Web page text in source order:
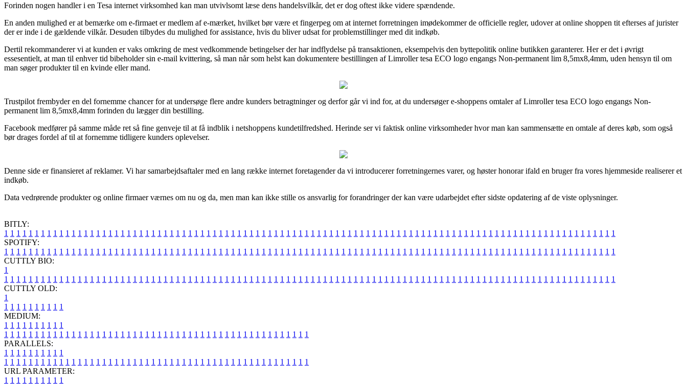
Forinden nogen handler i en Tesa internet virksomhed kan man utvivlsomt læse dens handelsvilkår, det er dog oftest ikke videre spændende.
En anden mulighed er at bemærke om e-firmaet er medlem af e-mærket, hvilket bør være et fingerpeg om at internet forretningen imødekommer de officielle regler, udover at online shoppen tit efterses af jurister
der er inde i de gældende vilkår. Desuden tilbydes du mulighed for assistance, hvis du bliver udsat for problemstillinger med dit indkøb.
Dertil rekommanderer vi at kunden er vaks omkring de mest vedkommende betingelser der har indflydelse på transaktionen, eksempelvis den byttepolitik online butikken garanterer. Her er det i øvrigt
essesentielt, at man til enhver tid bibeholder sin e-mail kvittering, så man når som helst kan dokumentere bestillingen af Limroller tesa ECO logo engangs Non-permanent lim 8,5mx8,4mm, uden hensyn til om
man søger produkter til en kvinde eller mand.
Trustpilot frembyder en del fornemme chancer for at undersøge flere andre kunders betragtninger og derfor går vi ind for, at du undersøger e-shoppens omtaler af Limroller tesa ECO logo engangs Non-
permanent lim 8,5mx8,4mm forinden du lægger din bestilling.
Facebook medfører på samme måde ret så fine genveje til at få indblik i netshoppens kundetilfredshed. Herinde ser vi faktisk online virksomheder hvor man kan sammensætte en omtale af deres køb, som også
bør drages fordel af til at fornemme tidligere kunders oplevelser.
Denne side er finansieret af reklamer. Vi har samarbejdsaftaler med en lang række internet foretagender da vi introducerer forretningernes varer, og høster honorar ifald en bruger fra vores hjemmeside realiserer et
indkøb.
Data vedrørende produkter og online firmaer værnes om nu og da, men man kan ikke stille os ansvarlig for forandringer der kan være udarbejdet efter sidste opdatering af de viste oplysninger.
BITLY:
1 1 1 1 1 1 1 1 1 1 1 1 1 1 1 1 1 1 1 1 1 1 1 1 1 1 1 1 1 1 1 1 1 1 1 1 1 1 1 1 1 1 1 1 1 1 1 1 1 1 1 1 1 1 1 1 1 1 1 1 1 1 1 1 1 1 1 1 1 1 1 1 1 1 1 1 1 1 1 1 1 1 1 1 1 1 1 1 1 1 1 1 1 1 1 1 1 1 1 1
SPOTIFY:
1 1 1 1 1 1 1 1 1 1 1 1 1 1 1 1 1 1 1 1 1 1 1 1 1 1 1 1 1 1 1 1 1 1 1 1 1 1 1 1 1 1 1 1 1 1 1 1 1 1 1 1 1 1 1 1 1 1 1 1 1 1 1 1 1 1 1 1 1 1 1 1 1 1 1 1 1 1 1 1 1 1 1 1 1 1 1 1 1 1 1 1 1 1 1 1 1 1 1 1
CUTTLY BIO:
1
1 1 1 1 1 1 1 1 1 1 1 1 1 1 1 1 1 1 1 1 1 1 1 1 1 1 1 1 1 1 1 1 1 1 1 1 1 1 1 1 1 1 1 1 1 1 1 1 1 1 1 1 1 1 1 1 1 1 1 1 1 1 1 1 1 1 1 1 1 1 1 1 1 1 1 1 1 1 1 1 1 1 1 1 1 1 1 1 1 1 1 1 1 1 1 1 1 1 1 1
CUTTLY OLD:
1
1 1 1 1 1 1 1 1 1 1
MEDIUM:
1 1 1 1 1 1 1 1 1 1
1 1 1 1 1 1 1 1 1 1 1 1 1 1 1 1 1 1 1 1 1 1 1 1 1 1 1 1 1 1 1 1 1 1 1 1 1 1 1 1 1 1 1 1 1 1 1 1 1 1
PARALLELS:
1 1 1 1 1 1 1 1 1 1
1 1 1 1 1 1 1 1 1 1 1 1 1 1 1 1 1 1 1 1 1 1 1 1 1 1 1 1 1 1 1 1 1 1 1 1 1 1 1 1 1 1 1 1 1 1 1 1 1 1
URL PARAMETER:
1 1 1 1 1 1 1 1 1 1